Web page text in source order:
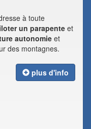
à toute
un parapente et
autonomie et
des montagnes.
plus d'info